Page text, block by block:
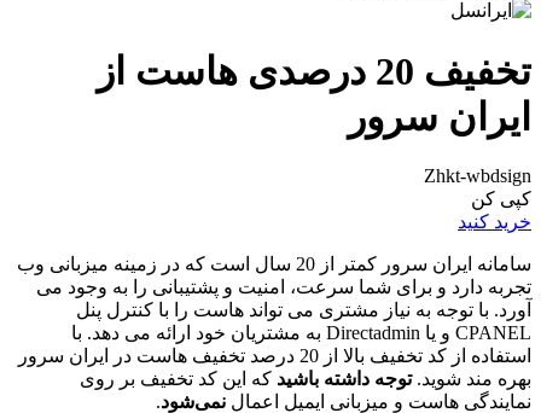
تخفیف 20 درصدی هاست از
ایران سرور
Zhkt-wbdsign
کپی کن
خرید کنید
سامانه ایران سرور کمتر از 20 سال است که در زمینه میزبانی وب
تجربه دارد و برای شما سرعت، امنیت و پشتیبانی را به وجود می
آورد. با توجه به نیاز مشتری می تواند هاست را با کنترل پنل
CPANEL و یا Directadmin به مشتریان خود ارائه می دهد. با
استفاده از کد تخفیف بالا از 20 درصد تخفیف هاست در ایران سرور
بهره مند شوید.توجه داشته باشید که این کد تخفیف بر روی
نمایندگی هاست و میزبانی ایمیل اعمال نمی‌شود.